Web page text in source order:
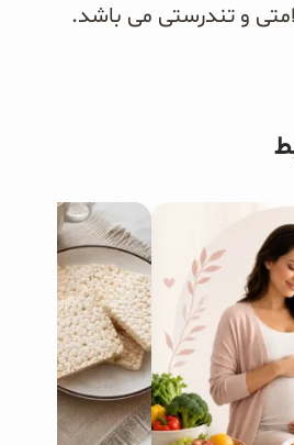
و تندرستی می باشد.